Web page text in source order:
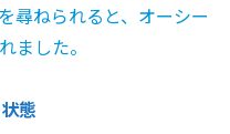
尋ねられると、オーシー
ました。
態